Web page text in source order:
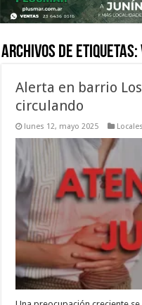
Archivos de etiquetas:
Alerta en barrio
circulando
lunes 12, mayo 2025 Locales